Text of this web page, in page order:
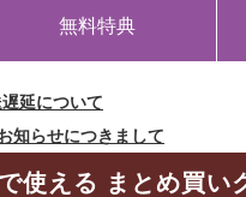
無料特典
延について
知らせにつきまして
使える まとめ買い